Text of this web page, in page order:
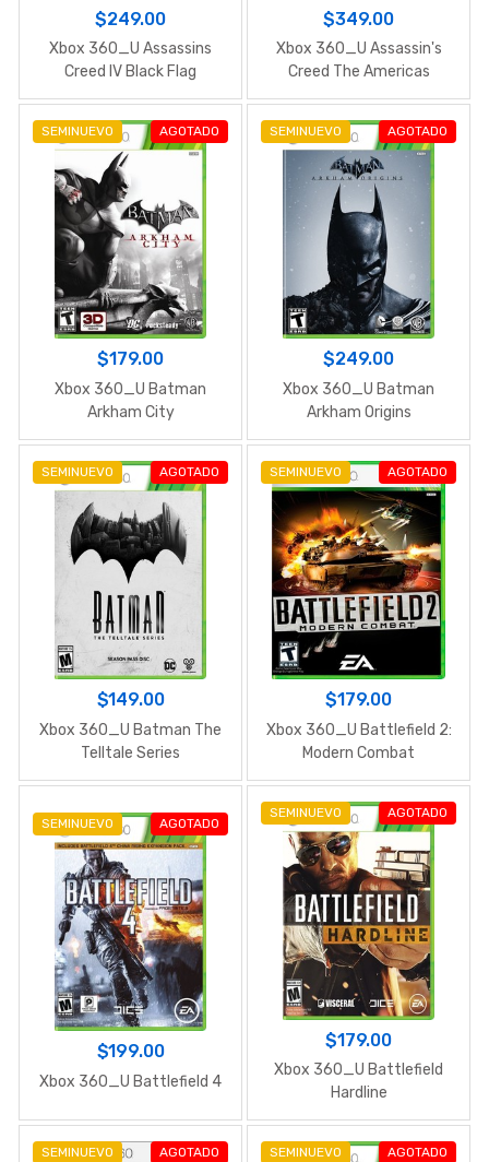
$249.00
Xbox 360_U Assassins
Creed IV Black Flag
$349.00
Xbox 360_U Assassin's
Creed The Americas
Collection
AGOTADO
SEMINUEVO
$179.00
Xbox 360_U Batman
Arkham City
AGOTADO
SEMINUEVO
$249.00
Xbox 360_U Batman
Arkham Origins
AGOTADO
SEMINUEVO
$149.00
Xbox 360_U Batman The
Telltale Series
AGOTADO
SEMINUEVO
$179.00
Xbox 360_U Battlefield 2:
Modern Combat
AGOTADO
SEMINUEVO
$199.00
Xbox 360_U Battlefield 4
AGOTADO
SEMINUEVO
$179.00
Xbox 360_U Battlefield
Hardline
AGOTADO
SEMINUEVO AGOTADO
SEMINUEVO